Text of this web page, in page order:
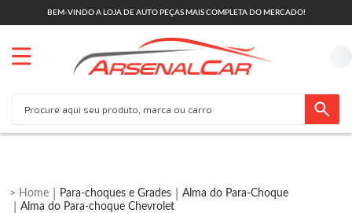
BEM-VINDO A LOJA DE AUTO PEÇAS MAIS COMPLETA DO MERCADO!
Para-choques e Grades
Alma do Para-Choque
Alma do Para-choque Chevrolet